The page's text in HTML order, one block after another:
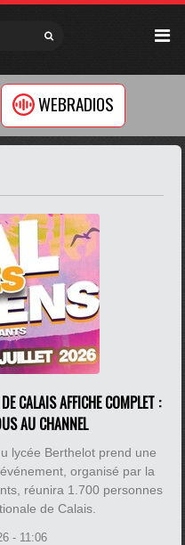
WEBRADIOS
CALAIS AFFICHE COMPLET :
AU CHANNEL
lycée Berthelot prend une
organisé par la
réunira 1.700 personnes
de Calais.
- 11:06